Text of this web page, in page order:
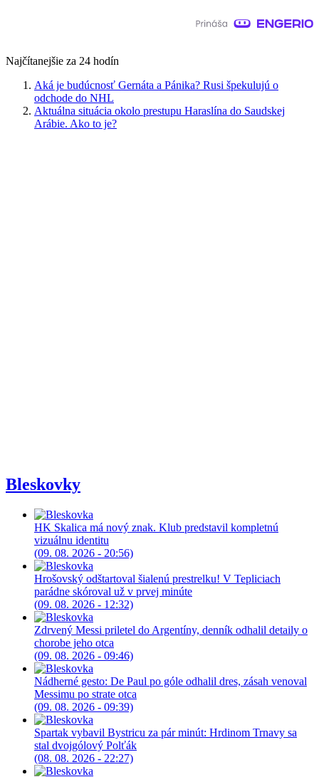
Najčítanejšie za 24 hodín
Aká je budúcnosť Gernáta a Pánika? Rusi špekulujú o
odchode do NHL
Aktuálna situácia okolo prestupu Haraslína do Saudskej
Arábie. Ako to je?
Bleskovky
HK Skalica má nový znak. Klub predstavil kompletnú
vizuálnu identitu
(09. 08. 2026 - 20:56)
Hrošovský odštartoval šialenú prestrelku! V Tepliciach
parádne skóroval už v prvej minúte
(09. 08. 2026 - 12:32)
Zdrvený Messi priletel do Argentíny, denník odhalil detaily o
chorobe jeho otca
(09. 08. 2026 - 09:46)
Nádherné gesto: De Paul po góle odhalil dres, zásah venoval
Messimu po strate otca
(09. 08. 2026 - 09:39)
Spartak vybavil Bystricu za pár minút: Hrdinom Trnavy sa
stal dvojgólový Polťák
(08. 08. 2026 - 22:27)